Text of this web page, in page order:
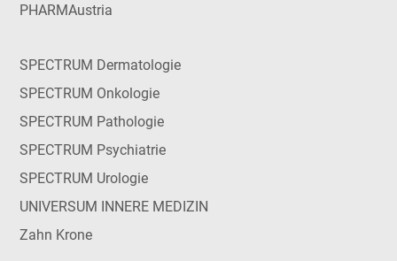
PHARMAustria
SPECTRUM Dermatologie
SPECTRUM Onkologie
SPECTRUM Pathologie
SPECTRUM Psychiatrie
SPECTRUM Urologie
UNIVERSUM INNERE MEDIZIN
Zahn Krone